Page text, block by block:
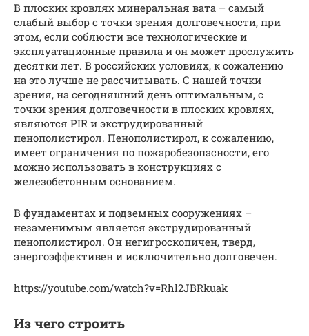
В плоских кровлях минеральная вата – самый
слабый выбор с точки зрения долговечности, при
этом, если соблюсти все технологические и
эксплуатационные правила и он может прослужить
десятки лет. В российских условиях, к сожалению
на это лучше не рассчитывать. С нашей точки
зрения, на сегодняшний день оптимальным, с
точки зрения долговечности в плоских кровлях,
являются PIR и экструдированный
пенополистирол. Пенополистирол, к сожалению,
имеет ограничения по пожаробезопасности, его
можно использовать в конструкциях с
железобетонным основанием.
В фундаментах и подземных сооружениях –
незаменимым является экструдированный
пенополистирол. Он негигроскопичен, тверд,
энергоэффективен и исключительно долговечен.
https://youtube.com/watch?v=Rhl2JBRkuak
Из чего строить